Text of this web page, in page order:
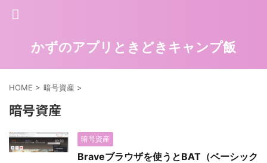
かずのアプリときどきキャンプ飯
HOME > 暗号資産 >
暗号資産
暗号資産
Braveブラウザを使うとBAT（ベーシック